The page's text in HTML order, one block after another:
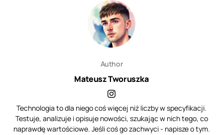
Author
Mateusz Tworuszka
Technologia to dla niego coś więcej niż liczby w specyfikacji.
Testuje, analizuje i opisuje nowości, szukając w nich tego, co
naprawdę wartościowe. Jeśli coś go zachwyci - napisze o tym.